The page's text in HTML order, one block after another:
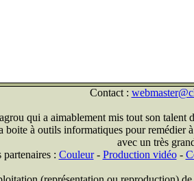
Contact :
qui a aimablement mis tout son talent
à outils informatiques pour
avec un très
partenaires : Couleur- Production vidéo-